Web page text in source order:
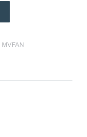
MVFAN